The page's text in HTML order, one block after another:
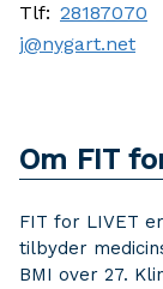
Tlf: 28187070
j@nygart.net
Om FIT
FIT for LIVET
tilbyder
BMI over 27.